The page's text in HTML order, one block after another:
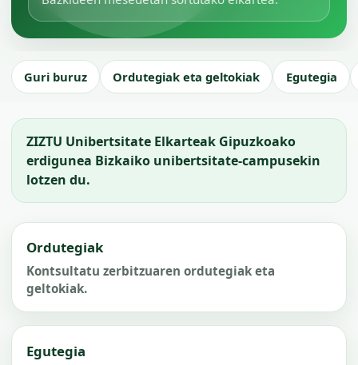
Guri buruz Ordutegiak eta geltokiak Egutegia
ZIZTU Unibertsitate Elkarteak Gipuzkoako
erdigunea Bizkaiko unibertsitate-campusekin
lotzen du.
Ordutegiak
Kontsultatu zerbitzuaren ordutegiak eta
geltokiak.
Egutegia